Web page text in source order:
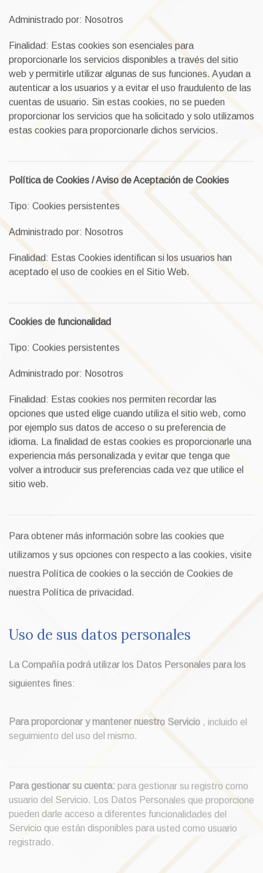
Administrado por: Nosotros
Finalidad: Estas cookies son esenciales para
proporcionarle los servicios disponibles a través del sitio
web y permitirle utilizar algunas de sus funciones. Ayudan a
autenticar a los usuarios y a evitar el uso fraudulento de las
cuentas de usuario. Sin estas cookies, no se pueden
proporcionar los servicios que ha solicitado y solo utilizamos
estas cookies para proporcionarle dichos servicios.
Política de Cookies / Aviso de Aceptación de Cookies
Tipo: Cookies persistentes
Administrado por: Nosotros
Finalidad: Estas Cookies identifican si los usuarios han
aceptado el uso de cookies en el Sitio Web.
Cookies de funcionalidad
Tipo: Cookies persistentes
Administrado por: Nosotros
Finalidad: Estas cookies nos permiten recordar las
opciones que usted elige cuando utiliza el sitio web, como
por ejemplo sus datos de acceso o su preferencia de
idioma. La finalidad de estas cookies es proporcionarle una
experiencia más personalizada y evitar que tenga que
volver a introducir sus preferencias cada vez que utilice el
sitio web.
Para obtener más información sobre las cookies que
utilizamos y sus opciones con respecto a las cookies, visite
nuestra Política de cookies o la sección de Cookies de
nuestra Política de privacidad.
Uso de sus datos personales
La Compañía podrá utilizar los Datos Personales para los
siguientes fines:
Para proporcionar y mantener nuestro Servicio , incluido el
seguimiento del uso del mismo.
Para gestionar su cuenta: para gestionar su registro como
usuario del Servicio. Los Datos Personales que proporcione
pueden darle acceso a diferentes funcionalidades del
Servicio que están disponibles para usted como usuario
registrado.